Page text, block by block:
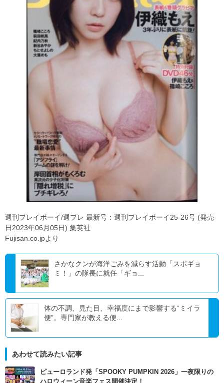
週刊プレイボーイ/週プレ 最新号：週刊プレイボーイ25-26号 (発売
日2023年06月05日) 集英社
Fujisan.co.jpより
さかなクンが海洋ごみを減らす活動「スポギョ
ミ！」の隊長に就任「ギョ...
体の不調、見た目、幸福度にまで影響する“ミイラ
便”。専門家が教える便...
あわせて読みたい記事
ピューロランド発「SPOOKY PUMPKIN 2026」一夜限りの
ハロウィーン音楽フェス開催決定！